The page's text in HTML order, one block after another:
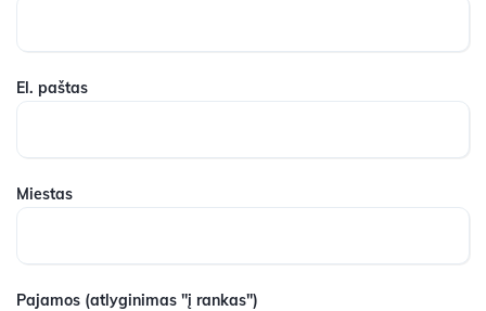
El. paštas
Miestas
Pajamos (atlyginimas "į rankas")